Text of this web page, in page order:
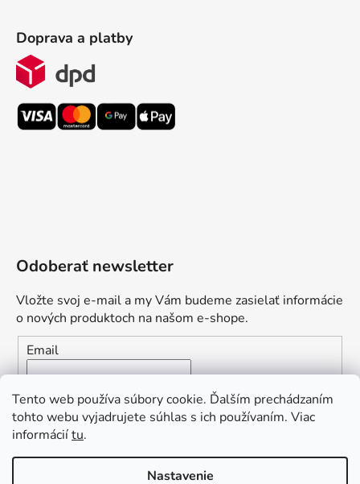
Tento web používa súbory cookie. Ďalším prechádzaním
tohto webu vyjadrujete súhlas s ich používaním. Viac
informáciítu.
Nastavenie
Doprava a platby
Odoberať newsletter
Vložte svoj e-mail a my Vám budeme zasielať informácie
o nových produktoch na našom e-shope.
Email
Vložením e-mailu súhlasíte s
podmienkami ochrany
osobných údajov
môžem pomôcť?“